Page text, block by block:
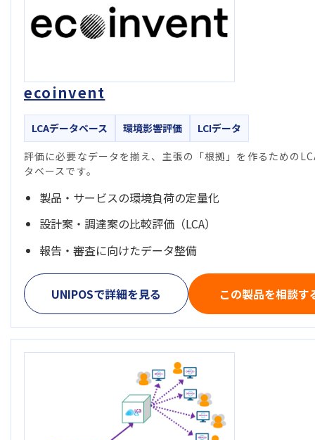
ecoinvent
LCAデータベース 環境影響評価
LCIデータ
評価に必要なデータを揃え、主張の「根拠」を作るための
タベースです。
製品・サービスの環境負荷の定量化
設計案・調達案の比較評価（LCA）
報告・審査に向けたデータ整備
UNIPOSで詳細を見る この製品を相談す